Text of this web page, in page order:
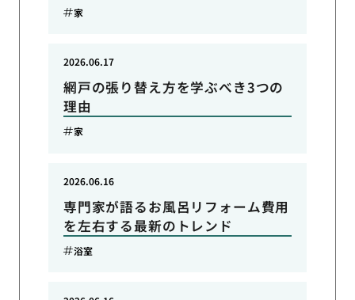
家
網戸の張り替え方を学ぶべき3つの
理由
2026.06.17
家
専門家が語るお風呂リフォーム費用
を左右する最新のトレンド
2026.06.16
浴室